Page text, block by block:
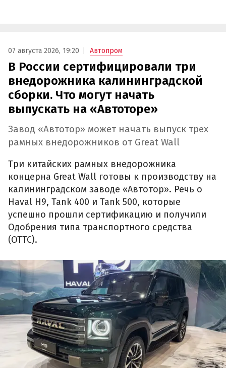
07 августа 2026, 19:20 Автопром
В России сертифицировали три
внедорожника калининградской
сборки. Что могут начать
выпускать на «Автоторе»
Завод «Автотор» может начать выпуск трех
рамных внедорожников от Great Wall
Три китайских рамных внедорожника
концерна Great Wall готовы к производству на
калининградском заводе «Автотор». Речь о
Haval H9, Tank 400 и Tank 500, которые
успешно прошли сертификацию и получили
Одобрения типа транспортного средства
(ОТТС).